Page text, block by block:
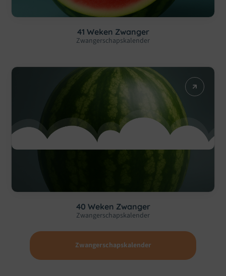
41 Weken Zwanger
Zwangerschapskalender
40 Weken Zwanger
Zwangerschapskalender
Zwangerschapskalender